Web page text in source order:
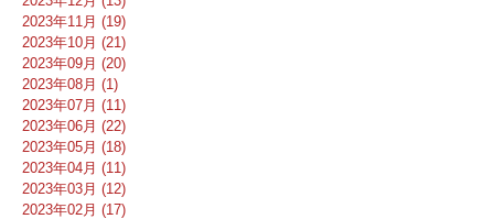
2023年11月 (19)
2023年10月 (21)
2023年09月 (20)
2023年08月 (1)
2023年07月 (11)
2023年06月 (22)
2023年05月 (18)
2023年04月 (11)
2023年03月 (12)
2023年02月 (17)